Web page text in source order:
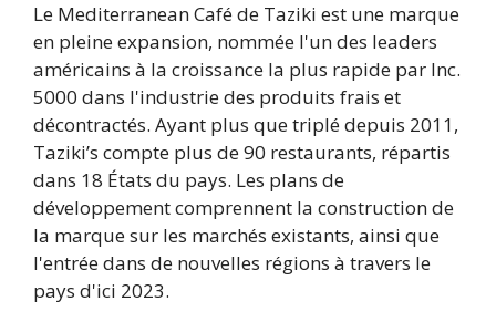
Le Mediterranean Café de Taziki est une marque
en pleine expansion, nommée l'un des leaders
américains à la croissance la plus rapide par Inc.
5000 dans l'industrie des produits frais et
décontractés. Ayant plus que triplé depuis 2011,
Taziki’s compte plus de 90 restaurants, répartis
dans 18 États du pays. Les plans de
développement comprennent la construction de
la marque sur les marchés existants, ainsi que
l'entrée dans de nouvelles régions à travers le
pays d'ici 2023.